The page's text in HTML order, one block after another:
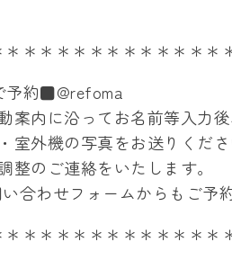
＊＊＊＊＊＊＊＊＊＊＊＊
約■@refoma
案内に沿ってお名前等入力後
室外機の写真をお送りくださ
整のご連絡をいたします。
合わせフォームからもご予
＊＊＊＊＊＊＊＊＊＊＊＊